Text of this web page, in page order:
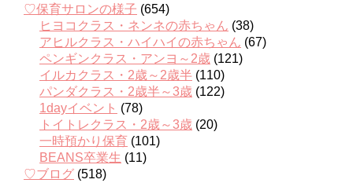
♡保育サロンの様子 (654)
ヒヨコクラス・ネンネの赤ちゃん (38)
アヒルクラス・ハイハイの赤ちゃん (67)
ペンギンクラス・アンヨ～2歳 (121)
イルカクラス・2歳～2歳半 (110)
パンダクラス・2歳半～3歳 (122)
1dayイベント (78)
トイトレクラス・2歳～3歳 (20)
一時預かり保育 (101)
BEANS卒業生 (11)
♡ブログ (518)